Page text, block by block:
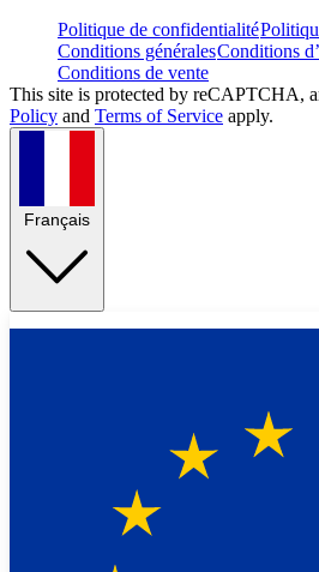
Politique de confidentialité
Conditions généralesConditions
Conditions de vente
This site is protected by reCAPTCHA,
Policy and Terms of Service apply.
Français